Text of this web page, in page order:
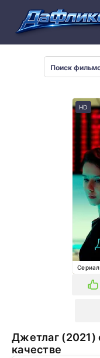
HD
Сериал
Джетлаг (2021) смотреть в хорошем
качестве